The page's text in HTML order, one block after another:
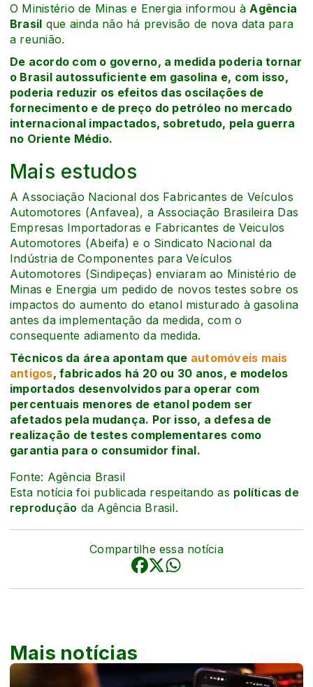
O Ministério de Minas e Energia informou à Agência
Brasil que ainda não há previsão de nova data para
a reunião.
De acordo com o governo, a medida poderia tornar
o Brasil autossuficiente em gasolina e, com isso,
poderia reduzir os efeitos das oscilações de
fornecimento e de preço do petróleo no mercado
internacional impactados, sobretudo, pela guerra
no Oriente Médio.
Mais estudos
A Associação Nacional dos Fabricantes de Veículos
Automotores (Anfavea), a Associação Brasileira Das
Empresas Importadoras e Fabricantes de Veiculos
Automotores (Abeifa) e o Sindicato Nacional da
Indústria de Componentes para Veículos
Automotores (Sindipeças) enviaram ao Ministério de
Minas e Energia um pedido de novos testes sobre os
impactos do aumento do etanol misturado à gasolina
antes da implementação da medida, com o
consequente adiamento da medida.
Técnicos da área apontam que automóveis mais
antigos, fabricados há 20 ou 30 anos, e modelos
importados desenvolvidos para operar com
percentuais menores de etanol podem ser
afetados pela mudança. Por isso, a defesa de
realização de testes complementares como
garantia para o consumidor final.
Fonte: Agência Brasil
Esta notícia foi publicada respeitando as políticas de
reprodução da Agência Brasil.
Compartilhe essa notícia
Mais notícias